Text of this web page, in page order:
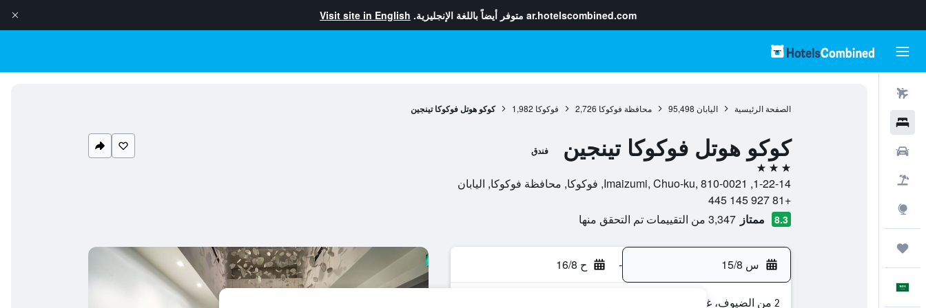
ar.hotelscombined.com متوفر أيضاً باللغة الإنجليزية. Visit site in English
الصفحة الرئيسية اليابان 95,498 محافظة فوكوكا 2,726 فوكوكا 1,982 كوكو هوتل فوكوكا تينجين
كوكو هوتل فوكوكا تينجين فندق
3 نجوم
1-22-14, Imaizumi, Chuo-ku, 810-0021, فوكوكا, محافظة فوكوكا, اليابان
+81 927 145 445
8.3 ممتاز 3,347 من التقييمات تم التحقق منها
س 15/8 - ح 16/8
2 من الضيوف، غرفة واحدة